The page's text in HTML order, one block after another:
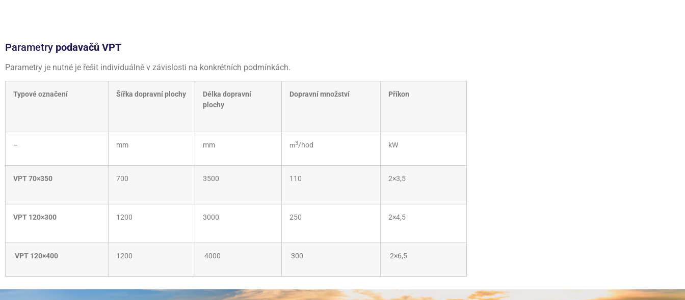
Parametry podavačů VPT
Parametry je nutné je řešit individuálně v závislosti na konkrétních podmínkách.
Typové označení Šířka dopravní plochy
Délka dopravní
plochy
Dopravní množství Příkon
– mm mm m3/hod kW
VPT 70×350 700 3500 110 2×3,5
VPT 120×300 1200 3000 250 2×4,5
VPT 120×400 1200 4000 300 2×6,5